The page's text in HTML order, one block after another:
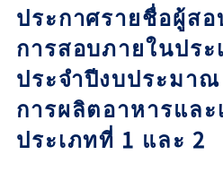
ประกาศรายชื่อผู้สอ
การสอบภายในประ
ประจำปีงบประมา
การผลิตอาหารและ
ประเภทที่ 1 และ 2